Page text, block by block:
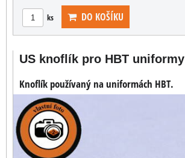
ks DO KOŠÍKU
US knoflík pro HBT uniformy
Knoflík používaný na uniformách HBT.